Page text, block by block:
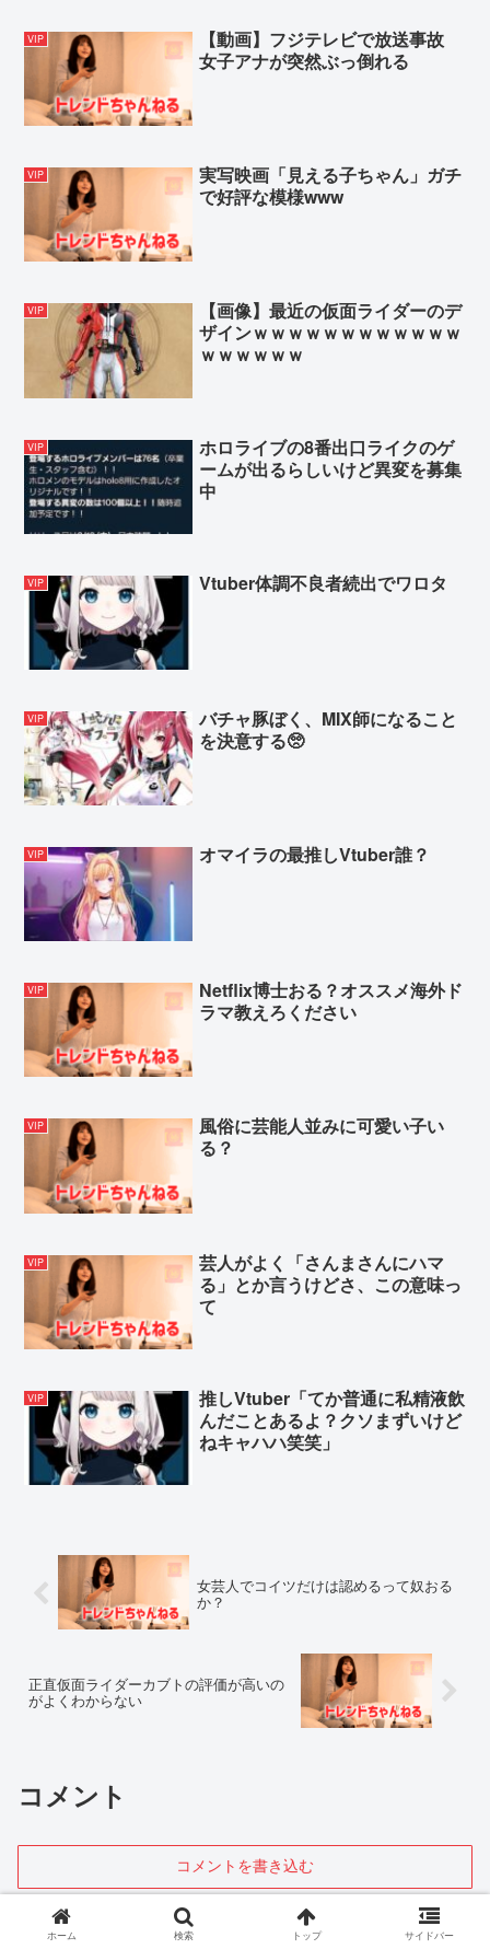
Powered by livedoor 相互RSS
VIP
【動画】フジテレビで放送事故
女子アナが突然ぶっ倒れる
VIP
実写映画「見える子ちゃん」ガチ
で好評な模様www
VIP
【画像】最近の仮面ライダーのデ
ザインｗｗｗｗｗｗｗｗｗｗｗｗ
ｗｗｗｗｗｗ
VIP
ホロライブの8番出口ライクのゲ
ームが出るらしいけど異変を募集
中
VIP Vtuber体調不良者続出でワロタ
VIP
バチャ豚ぼく、MIX師になること
を決意する🥺
VIP オマイラの最推しVtuber誰？
VIP
Netflix博士おる？オススメ海外ド
ラマ教えろください
VIP
風俗に芸能人並みに可愛い子い
る？
VIP
芸人がよく「さんまさんにハマ
る」とか言うけどさ、この意味っ
て
VIP
推しVtuber「てか普通に私精液飲
んだことあるよ？クソまずいけど
ねキャハハ笑笑」
女芸人でコイツだけは認めるって奴おる
か？
正直仮面ライダーカブトの評価が高いの
がよくわからない
コメント
コメントを書き込む
ホーム 検索 トップ サイドバー